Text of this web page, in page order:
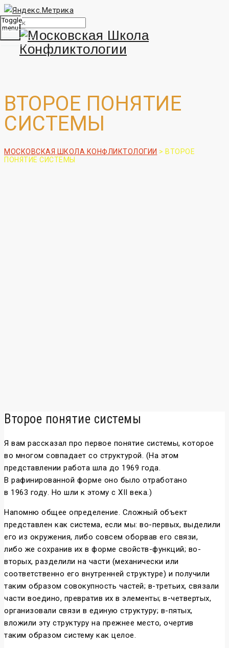
Toggle
menu
ВТОРОЕ ПОНЯТИЕ
СИСТЕМЫ
МОСКОВСКАЯ ШКОЛА КОНФЛИКТОЛОГИИ > ВТОРОЕ
ПОНЯТИЕ СИСТЕМЫ
Второе понятие системы
Я вам рассказал про первое понятие системы, которое
во многом совпадает со структурой. (На этом
представлении работа шла до 1969 года.
В рафинированной форме оно было отработано
в 1963 году. Но шли к этому с XII века.)
Напомню общее определение. Сложный объект
представлен как система, если мы: во-первых, выделили
его из окружения, либо совсем оборвав его связи,
либо же сохранив их в форме свойств-функций; во-
вторых, разделили на части (механически или
соответственно его внутренней структуре) и получили
таким образом совокупность частей; в-третьих, связали
части воедино, превратив их в элементы; в-четвертых,
организовали связи в единую структуру; в-пятых,
вложили эту структуру на прежнее место, очертив
таким образом систему как целое.